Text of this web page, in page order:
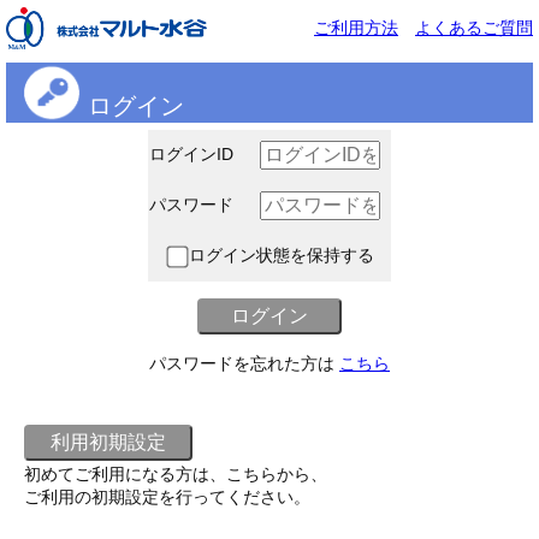
ご利用方法 よくあるご質問
ログイン
ログインID
パスワード
ログイン状態を保持する
パスワードを忘れた方は こちら
初めてご利用になる方は、こちらから、
ご利用の初期設定を行ってください。